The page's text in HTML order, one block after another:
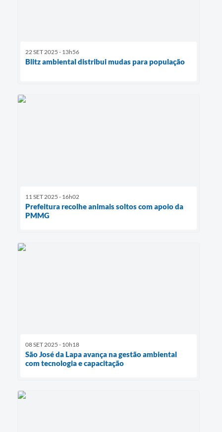
22 SET 2025 - 13h56
Blitz ambiental distribui mudas para população
11 SET 2025 - 16h02
Prefeitura recolhe animais soltos com apoio da
PMMG
08 SET 2025 - 10h18
São José da Lapa avança na gestão ambiental
com tecnologia e capacitação